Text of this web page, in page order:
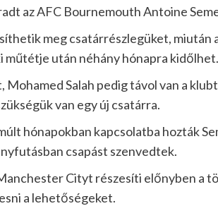
az AFC Bournemouth Antoine
meg csatárrészlegüket,
műtétje után néhány hónapra kidőlhet.
Salah pedig távol van a
van egy új csatárra.
hónapokban kapcsolatba hozták
csapást szenvedtek.
Cityt részesíti előnyben a
a lehetőségeket.